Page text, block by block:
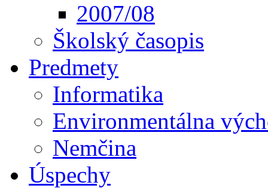
2007/08
Školský časopis
Predmety
Informatika
Environmentálna
Nemčina
Úspechy